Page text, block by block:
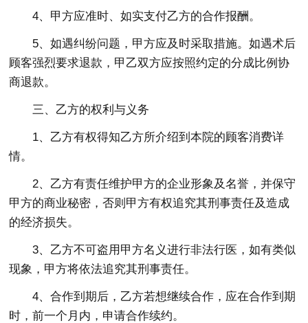
4、甲方应准时、如实支付乙方的合作报酬。
5、如遇纠纷问题，甲方应及时采取措施。如遇术后
顾客强烈要求退款，甲乙双方应按照约定的分成比例协
商退款。
三、乙方的权利与义务
1、乙方有权得知乙方所介绍到本院的顾客消费详
情。
2、乙方有责任维护甲方的企业形象及名誉，并保守
甲方的商业秘密，否则甲方有权追究其刑事责任及造成
的经济损失。
3、乙方不可盗用甲方名义进行非法行医，如有类似
现象，甲方将依法追究其刑事责任。
4、合作到期后，乙方若想继续合作，应在合作到期
时，前一个月内，申请合作续约。